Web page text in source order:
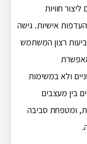
חוויות
אישיות. גישה
רצון המשתמש
ולא במשימות
בין מעצבים
ומטפחת סביבה